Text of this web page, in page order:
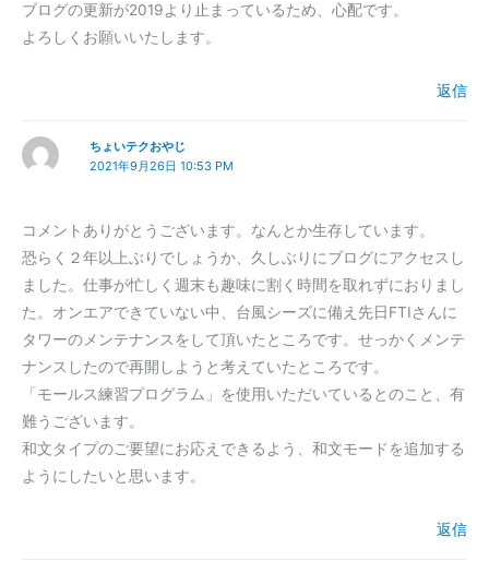
ブログの更新が2019より止まっているため、心配です。
よろしくお願いいたします。
返信
ちょいテクおやじ
2021年9月26日 10:53 PM
コメントありがとうございます。なんとか生存しています。
恐らく２年以上ぶりでしょうか、久しぶりにブログにアクセスし
ました。仕事が忙しく週末も趣味に割く時間を取れずにおりまし
た。オンエアできていない中、台風シーズに備え先日FTIさんに
タワーのメンテナンスをして頂いたところです。せっかくメンテ
ナンスしたので再開しようと考えていたところです。
「モールス練習プログラム」を使用いただいているとのこと、有
難うございます。
和文タイプのご要望にお応えできるよう、和文モードを追加する
ようにしたいと思います。
返信